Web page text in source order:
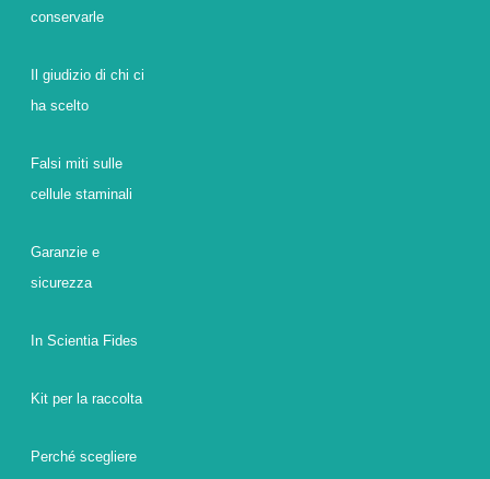
conservarle
Il giudizio di chi ci
ha scelto
Falsi miti sulle
cellule staminali
Garanzie e
sicurezza
In Scientia Fides
Kit per la raccolta
Perché scegliere